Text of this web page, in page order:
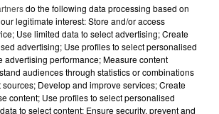
5 août 2026
MANGER SAINEMENT COÛTE 25 %
PLUS CHER QU'IL Y A CINQ ANS,
ALERTE L’ONU
5 août 2026
QUELLES SONT LES MARQUES QUI
do the following data processing based on
legitimate interest: Store and/or access
Use limited data to select advertising; Create
advertising; Use profiles to select personalised
advertising performance; Measure content
audiences through statistics or combinations
sources; Develop and improve services; Create
content; Use profiles to select personalised
to select content; Ensure security, prevent and